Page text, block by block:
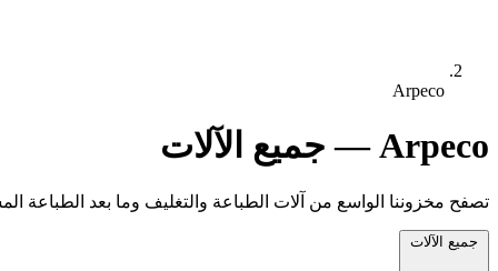
Arpeco
Arpeco — جميع الآلات
تصفح مخزوننا الواسع من آلات الطباعة والتغليف وما بعد الطباعة
جميع الآلات